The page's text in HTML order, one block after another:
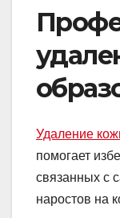
Удаление
помогает
связанных с
наростов на